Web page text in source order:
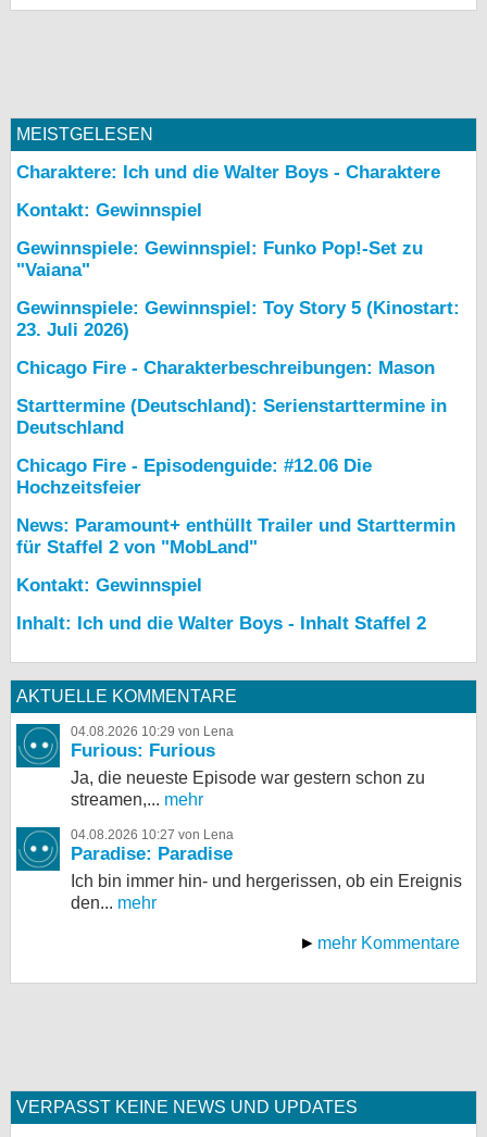
MEISTGELESEN
Charaktere: Ich und die Walter Boys - Charaktere
Kontakt: Gewinnspiel
Gewinnspiele: Gewinnspiel: Funko Pop!-Set zu
"Vaiana"
Gewinnspiele: Gewinnspiel: Toy Story 5 (Kinostart:
23. Juli 2026)
Chicago Fire - Charakterbeschreibungen: Mason
Starttermine (Deutschland): Serienstarttermine in
Deutschland
Chicago Fire - Episodenguide: #12.06 Die
Hochzeitsfeier
News: Paramount+ enthüllt Trailer und Starttermin
für Staffel 2 von "MobLand"
Kontakt: Gewinnspiel
Inhalt: Ich und die Walter Boys - Inhalt Staffel 2
AKTUELLE KOMMENTARE
04.08.2026 10:29 von Lena
Furious: Furious
Ja, die neueste Episode war gestern schon zu
streamen,... mehr
04.08.2026 10:27 von Lena
Paradise: Paradise
Ich bin immer hin- und hergerissen, ob ein Ereignis
den... mehr
mehr Kommentare
VERPASST KEINE NEWS UND UPDATES
Impressum